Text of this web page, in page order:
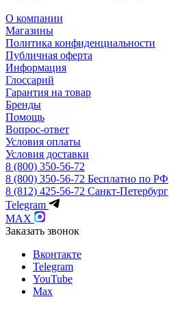
О компании
Магазины
Политика конфиденциальности
Публичная оферта
Информация
Глоссарий
Гарантия на товар
Бренды
Помощь
Вопрос-ответ
Условия оплаты
Условия доставки
8 (800) 350-56-72
8 (800) 350-56-72 Бесплатно по РФ
8 (812) 425-56-72 Санкт-Петербург
Telegram
MAX
Заказать звонок
Вконтакте
Telegram
YouTube
Max